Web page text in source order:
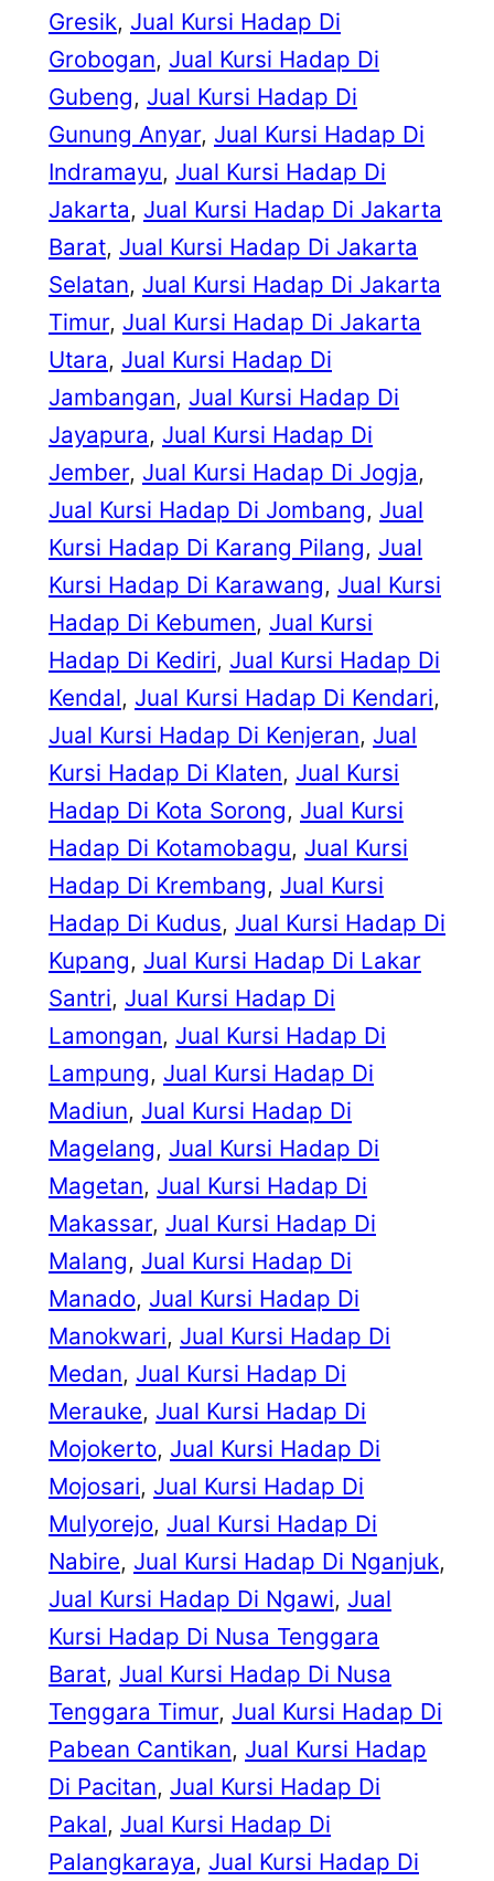
Gresik, Jual Kursi Hadap Di
Grobogan, Jual Kursi Hadap Di
Gubeng, Jual Kursi Hadap Di
Gunung Anyar, Jual Kursi Hadap Di
Indramayu, Jual Kursi Hadap Di
Jakarta, Jual Kursi Hadap Di Jakarta
Barat, Jual Kursi Hadap Di Jakarta
Selatan, Jual Kursi Hadap Di Jakarta
Timur, Jual Kursi Hadap Di Jakarta
Utara, Jual Kursi Hadap Di
Jambangan, Jual Kursi Hadap Di
Jayapura, Jual Kursi Hadap Di
Jember, Jual Kursi Hadap Di Jogja
Jual Kursi Hadap Di Jombang, Jual
Kursi Hadap Di Karang Pilang, Jual
Kursi Hadap Di Karawang, Jual Kursi
Hadap Di Kebumen, Jual Kursi
Hadap Di Kediri, Jual Kursi Hadap Di
Kendal, Jual Kursi Hadap Di Kendari
Jual Kursi Hadap Di Kenjeran, Jual
Kursi Hadap Di Klaten, Jual Kursi
Hadap Di Kota Sorong, Jual Kursi
Hadap Di Kotamobagu, Jual Kursi
Hadap Di Krembang, Jual Kursi
Hadap Di Kudus, Jual Kursi Hadap Di
Kupang, Jual Kursi Hadap Di Lakar
Santri, Jual Kursi Hadap Di
Lamongan, Jual Kursi Hadap Di
Lampung, Jual Kursi Hadap Di
Madiun, Jual Kursi Hadap Di
Magelang, Jual Kursi Hadap Di
Magetan, Jual Kursi Hadap Di
Makassar, Jual Kursi Hadap Di
Malang, Jual Kursi Hadap Di
Manado, Jual Kursi Hadap Di
Manokwari, Jual Kursi Hadap Di
Medan, Jual Kursi Hadap Di
Merauke, Jual Kursi Hadap Di
Mojokerto, Jual Kursi Hadap Di
Mojosari, Jual Kursi Hadap Di
Mulyorejo, Jual Kursi Hadap Di
Nabire, Jual Kursi Hadap Di Nganjuk
Jual Kursi Hadap Di Ngawi, Jual
Kursi Hadap Di Nusa Tenggara
Barat, Jual Kursi Hadap Di Nusa
Tenggara Timur, Jual Kursi Hadap Di
Pabean Cantikan, Jual Kursi Hadap
Di Pacitan, Jual Kursi Hadap Di
Pakal, Jual Kursi Hadap Di
Palangkaraya, Jual Kursi Hadap Di